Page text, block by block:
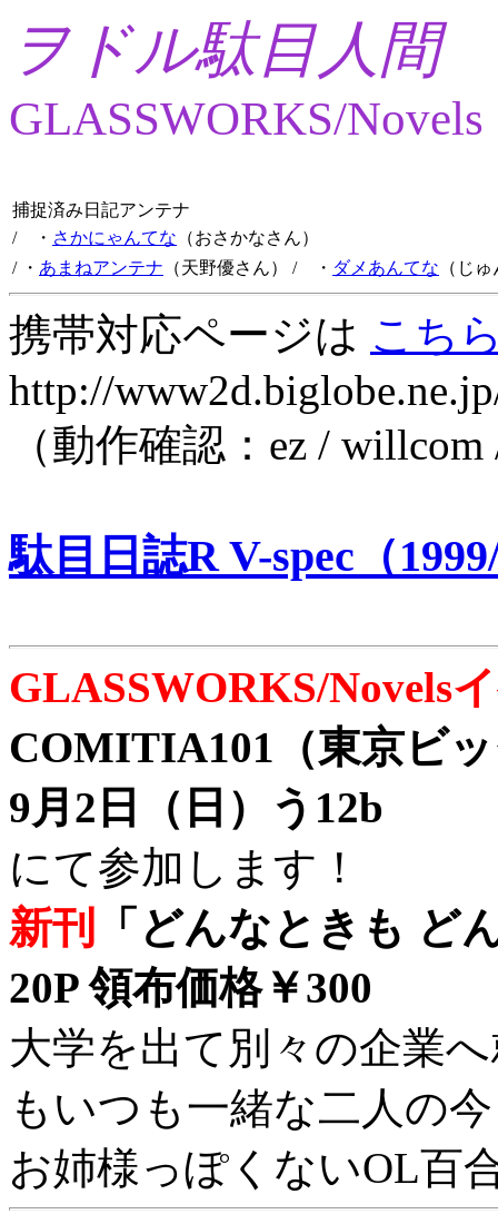
ヲドル駄目人間
GLASSWORKS/Novels
捕捉済み日記アンテナ
/ ・ さかにゃんてな （おさかなさん）
/ ・ あまねアンテナ （天野優さん） / ・ ダメあんてな （じ
携帯対応ページは こち
http://
（動作確認：ez /
駄目日誌R V-spec（
GLASSWORKS/Novels
COMITIA101（東京ビ
9月2日（日）う12b
にて参加します！
新刊
「どんなときも ど
20P 領布価格￥300
大学を出て別々の企業
もいつも一緒な二人の
お姉様っぽくないOL百